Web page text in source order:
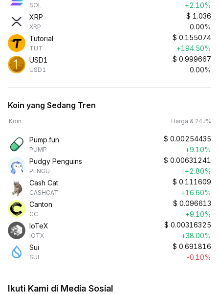
SOL
+2.10%
XRP
XRP
$ 1.036
0.00%
Tutorial
TUT
$ 0.155074
+194.50%
USD1
USD1
$ 0.999667
0.00%
Koin yang Sedang Tren
Koin Harga & 24J%
Pump.fun
PUMP
$ 0.00254435
+9.10%
Pudgy Penguins
PENGU
$ 0.00631241
+2.80%
Cash Cat
CASHCAT
$ 0.111609
+16.60%
Canton
CC
$ 0.096613
+9.10%
IoTeX
IOTX
$ 0.00316325
+38.00%
Sui
SUI
$ 0.691816
-0.10%
Ikuti Kami di Media Sosial